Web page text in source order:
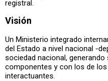
registral.
Visión
Un Ministerio integrado
del Estado a nivel nacional -
sociedad nacional,
componentes y con los de
interactuantes.